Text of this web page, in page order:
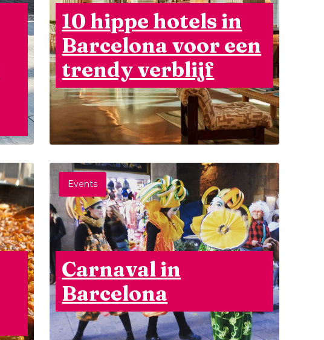
10 hippe hotels in
Barcelona voor een
trendy verblijf
Events
Carnaval in
Barcelona